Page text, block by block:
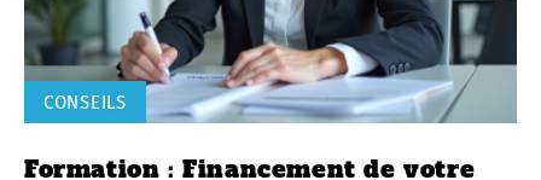
CONSEILS
Formation : Financement de votre